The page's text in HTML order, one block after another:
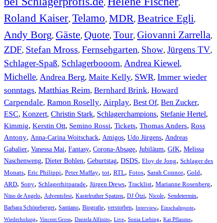
, ,
Roland Kaiser, Telamo, MDR, Beatrice Egli,
Andy Borg, Gäste, Quote, Tour, Giovanni Zarrella,
ZDF, Stefan Mross, Fernsehgarten, Show, Jürgens TV,
Schlager-Spaß, Schlagerbooom, Andrea Kiewel,
Michelle, Andrea Berg, Maite Kelly, SWR, Immer wieder
sonntags, Matthias Reim, Bernhard Brink, Howard
Carpendale, Ramon Roselly, Airplay, Best Of, Ben Zucker,
ESC, Konzert, Christin Stark, Schlagerchampions, Stefanie Hertel,
Kimmig, Kerstin Ott, Semino Rossi, Tickets, Thomas Anders, Ross
Antony, Anna-Carina Woitschack, Amigos, Udo Jürgens, Andreas
Gabalier, Vanessa Mai, Fantasy, Corona-Absage, Jubiläum, GfK, Melissa
Naschenweng, Dieter Bohlen, Geburtstag, DSDS, Eloy de Jong, Schlager des
Monats, Eric Philippi, Peter Maffay, tot, RTL, Fotos, Sarah Connor, Gold,
ARD, Sony, Schlagerhitparade, Jürgen Drews, Tracklist, Marianne Rosenberg,
Nino de Angelo, Adventsfest, Kastelruther Spatzen, DJ Ötzi, Nicole, Sendetermin,
Barbara Schöneberger, Santiano, Biografie, verstorben, Interview, Einschaltquote,
Wiederholung, Vincent Gross, Daniela Alfinito, Live, Sonia Liebing, Kai Pflaume,